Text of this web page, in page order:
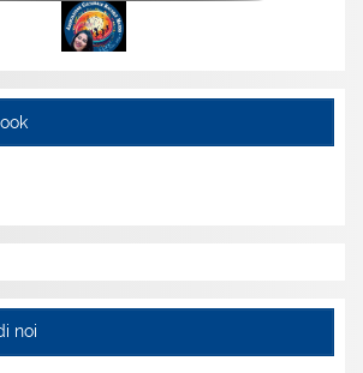
noi